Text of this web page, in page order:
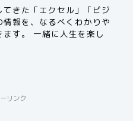
きた「エクセル」「ビジ
報を、なるべくわかりや
す。 一緒に人生を楽し
リンク